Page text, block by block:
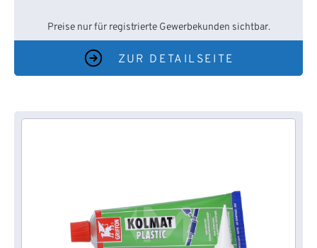
Preise nur für registrierte Gewerbekunden sichtbar.
ZUR DETAILSEITE